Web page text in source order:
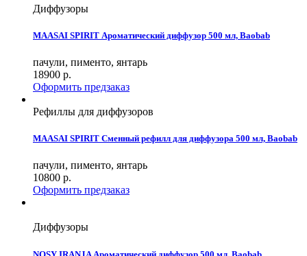
Диффузоры
MAASAI SPIRIT Ароматический диффузор 500 мл, Baobab
пачули, пименто, янтарь
18900 р.
Оформить предзаказ
Рефиллы для диффузоров
MAASAI SPIRIT Сменный рефилл для диффузора 500 мл, Baobab
пачули, пименто, янтарь
10800 р.
Оформить предзаказ
Диффузоры